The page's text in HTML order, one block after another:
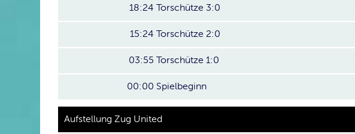
18:24 Torschütze 3:0
15:24 Torschütze 2:0
03:55 Torschütze 1:0
00:00 Spielbeginn
Aufstellung Zug United